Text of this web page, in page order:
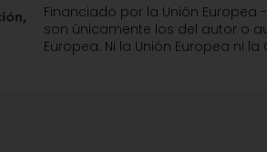
Financiado por la Unión Europea
son únicamente los del autor o
Europea. Ni la Unión Europea ni